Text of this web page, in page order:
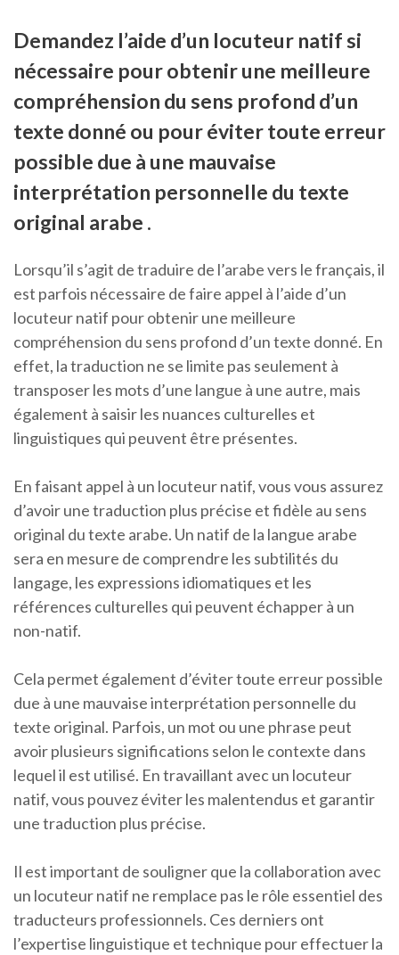
Demandez l’aide d’un locuteur natif si
nécessaire pour obtenir une meilleure
compréhension du sens profond d’un
texte donné ou pour éviter toute erreur
possible due à une mauvaise
interprétation personnelle du texte
original arabe .
Lorsqu’il s’agit de traduire de l’arabe vers le français, il
est parfois nécessaire de faire appel à l’aide d’un
locuteur natif pour obtenir une meilleure
compréhension du sens profond d’un texte donné. En
effet, la traduction ne se limite pas seulement à
transposer les mots d’une langue à une autre, mais
également à saisir les nuances culturelles et
linguistiques qui peuvent être présentes.
En faisant appel à un locuteur natif, vous vous assurez
d’avoir une traduction plus précise et fidèle au sens
original du texte arabe. Un natif de la langue arabe
sera en mesure de comprendre les subtilités du
langage, les expressions idiomatiques et les
références culturelles qui peuvent échapper à un
non-natif.
Cela permet également d’éviter toute erreur possible
due à une mauvaise interprétation personnelle du
texte original. Parfois, un mot ou une phrase peut
avoir plusieurs significations selon le contexte dans
lequel il est utilisé. En travaillant avec un locuteur
natif, vous pouvez éviter les malentendus et garantir
une traduction plus précise.
Il est important de souligner que la collaboration avec
un locuteur natif ne remplace pas le rôle essentiel des
traducteurs professionnels. Ces derniers ont
l’expertise linguistique et technique pour effectuer la